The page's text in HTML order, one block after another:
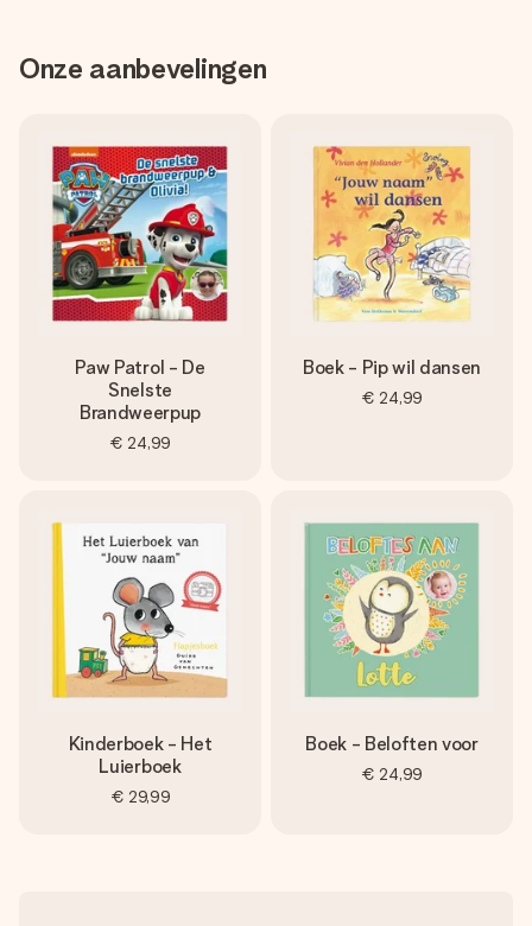
Onze aanbevelingen
Paw Patrol - De
Snelste
Brandweerpup
€ 24,99
Boek - Pip wil dansen
€ 24,99
Kinderboek - Het
Luierboek
€ 29,99
Boek - Beloften voor
€ 24,99